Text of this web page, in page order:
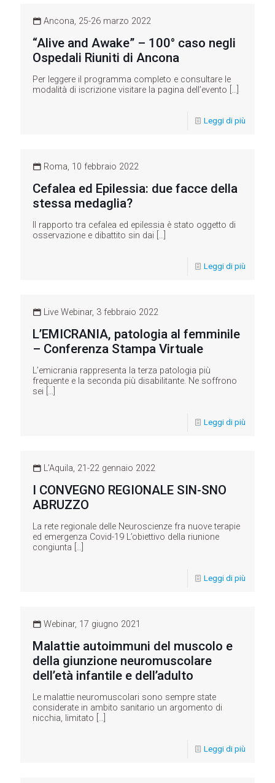
Ancona, 25-26 marzo 2022
“Alive and Awake” – 100° caso negli
Ospedali Riuniti di Ancona
Per leggere il programma completo e consultare le
modalità di iscrizione visitare la pagina dell’evento […]
Leggi di più
Roma, 10 febbraio 2022
Cefalea ed Epilessia: due facce della
stessa medaglia?
Il rapporto tra cefalea ed epilessia è stato oggetto di
osservazione e dibattito sin dai […]
Leggi di più
Live Webinar, 3 febbraio 2022
L’EMICRANIA, patologia al femminile
– Conferenza Stampa Virtuale
L’emicrania rappresenta la terza patologia più
frequente e la seconda più disabilitante. Ne soffrono
sei […]
Leggi di più
L’Aquila, 21-22 gennaio 2022
I CONVEGNO REGIONALE SIN-SNO
ABRUZZO
La rete regionale delle Neuroscienze fra nuove terapie
ed emergenza Covid-19 L’obiettivo della riunione
congiunta […]
Leggi di più
Webinar, 17 giugno 2021
Malattie autoimmuni del muscolo e
della giunzione neuromuscolare
dell’età infantile e dell’adulto
Le malattie neuromuscolari sono sempre state
considerate in ambito sanitario un argomento di
nicchia, limitato […]
Leggi di più